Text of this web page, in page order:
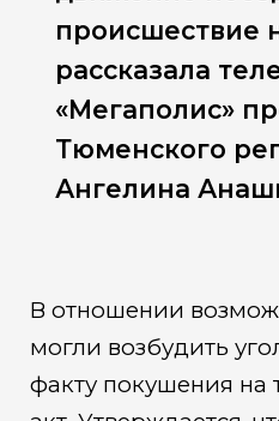
происшествие
рассказала
«Мегаполис»
Тюменского
Ангелина
В отношении
могли возбудить
факту покушения на